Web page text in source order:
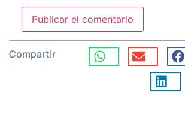
Compartir